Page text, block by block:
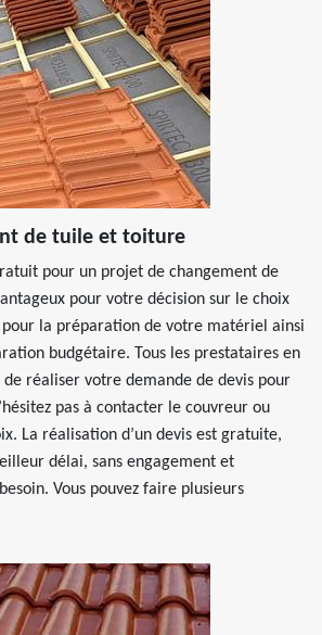
de tuile et toiture
pour un projet de changement de
pour votre décision sur le choix
la préparation de votre matériel ainsi
budgétaire. Tous les prestataires en
réaliser votre demande de devis pour
pas à contacter le couvreur ou
La réalisation d’un devis est gratuite,
délai, sans engagement et
Vous pouvez faire plusieurs